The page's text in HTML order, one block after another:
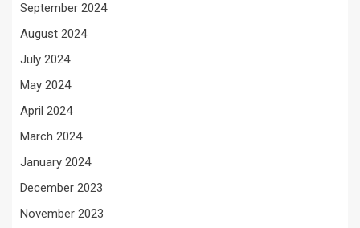
September 2024
August 2024
July 2024
May 2024
April 2024
March 2024
January 2024
December 2023
November 2023